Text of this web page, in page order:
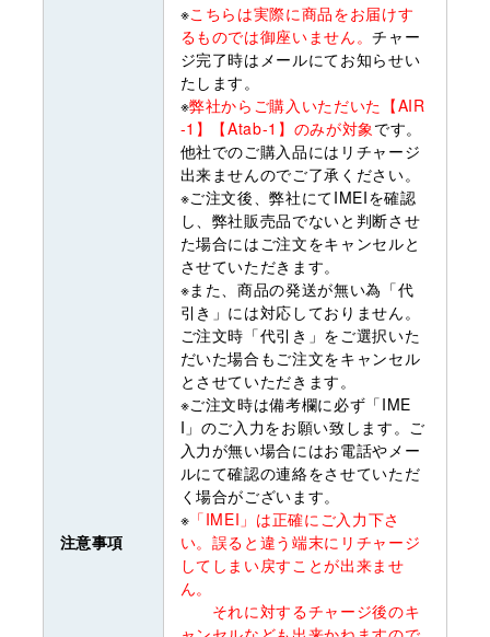
注意事項
※こちらは実際に商品をお届けす
るものでは御座いません。チャー
ジ完了時はメールにてお知らせい
たします。
※弊社からご購入いただいた【AIR
-1】【Atab-1】のみが対象 です。
他社でのご購入品にはリチャージ
出来ませんのでご了承ください。
※ご注文後、弊社にてIMEIを確認
し、弊社販売品でないと判断させ
た場合にはご注文をキャンセルと
させていただきます。
※また、商品の発送が無い為「代
引き」には対応しておりません。
ご注文時「代引き」をご選択いた
だいた場合もご注文をキャンセル
とさせていただきます。
※ご注文時は備考欄に必ず「IME
I」のご入力をお願い致します。ご
入力が無い場合にはお電話やメー
ルにて確認の連絡をさせていただ
く場合がございます。
※ 「IMEI」は正確にご入力下さ
い。誤ると違う端末にリチャージ
してしまい戻すことが出来ませ
ん。
それに対するチャージ後のキ